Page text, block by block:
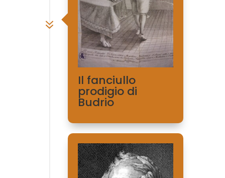
7
Il fanciullo
prodigio di
Budrio